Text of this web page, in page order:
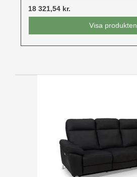
18 321,54 kr.
Visa produkten